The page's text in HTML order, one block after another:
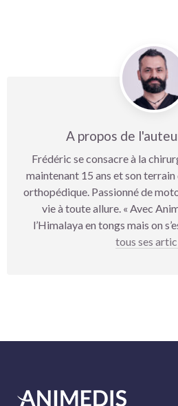
A propos de
Frédéric se consacre à la
maintenant 15 ans et son terrain
orthopédique. Passionné de
vie à toute allure. « Avec
l’Himalaya en tongs mais on
tous ses